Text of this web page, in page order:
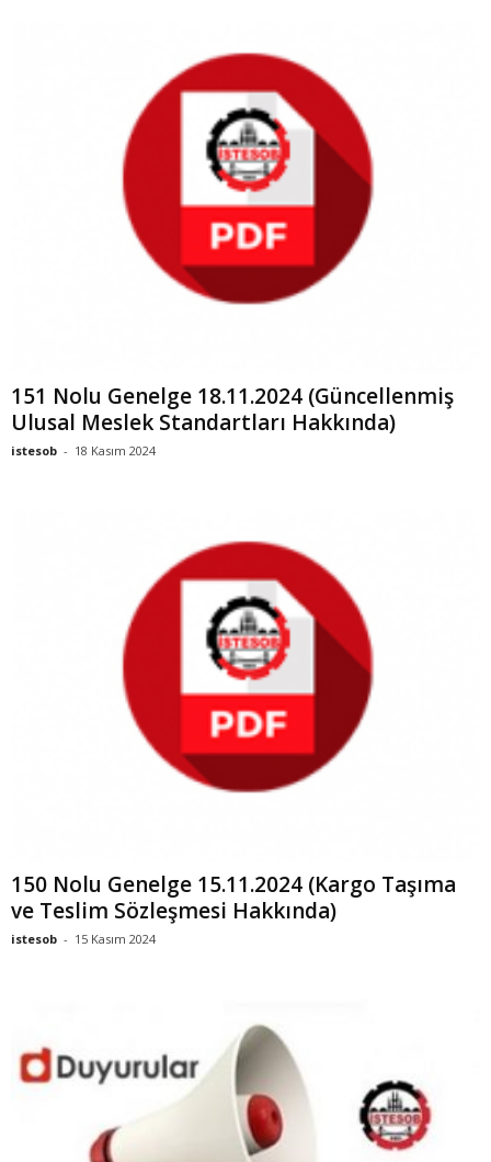
151 Nolu Genelge 18.11.2024 (Güncellenmiş
Ulusal Meslek Standartları Hakkında)
istesob - 18 Kasım 2024
150 Nolu Genelge 15.11.2024 (Kargo Taşıma
ve Teslim Sözleşmesi Hakkında)
istesob - 15 Kasım 2024